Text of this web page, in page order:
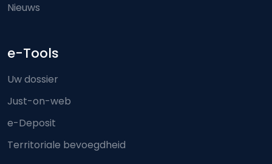
Nieuws
e-Tools
Uw dossier
Just-on-web
e-Deposit
Territoriale bevoegdheid